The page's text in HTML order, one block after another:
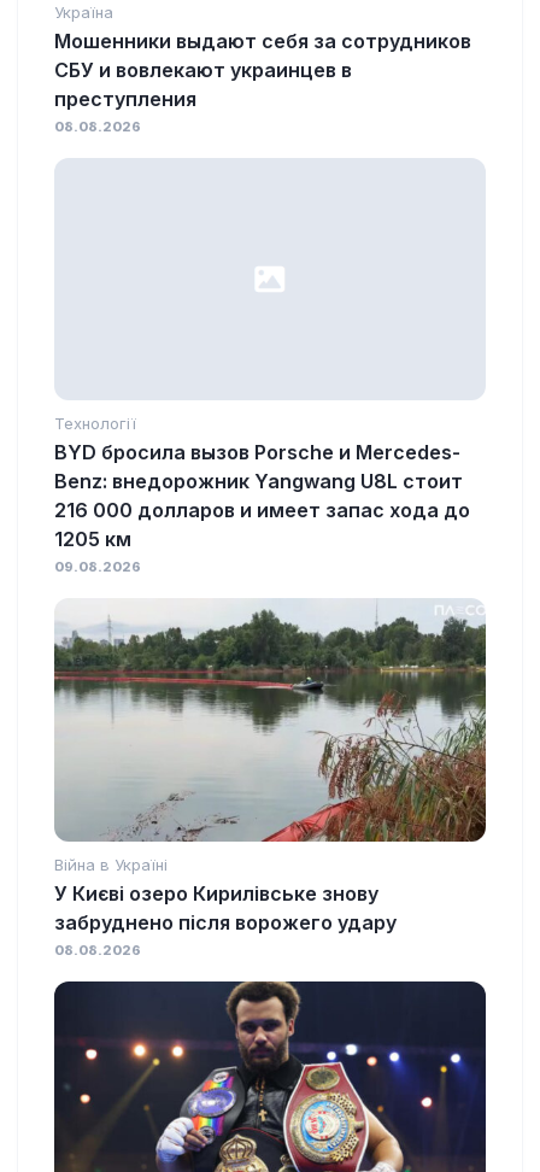
Україна
Мошенники выдают себя за сотрудников
СБУ и вовлекают украинцев в
преступления
08.08.2026
Технології
BYD бросила вызов Porsche и Mercedes-
Benz: внедорожник Yangwang U8L стоит
216 000 долларов и имеет запас хода до
1205 км
09.08.2026
Війна в Україні
У Києві озеро Кирилівське знову
забруднено після ворожего удару
08.08.2026